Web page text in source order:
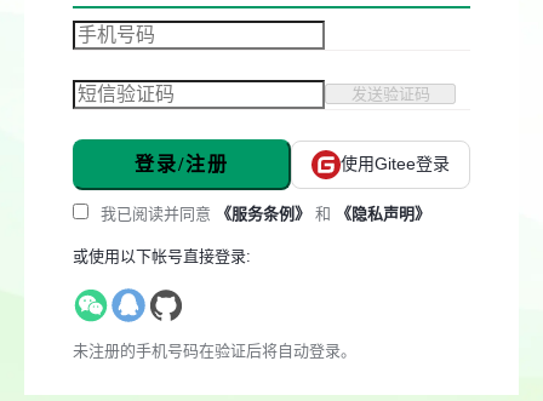
发送验证码
登录/注册 使用Gitee登录
我已阅读并同意 《服务条例》 和 《隐私声明》
或使用以下帐号直接登录:
未注册的手机号码在验证后将自动登录。